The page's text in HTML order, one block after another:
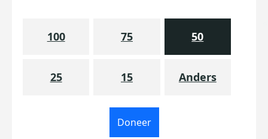
100 75 50
25 15 Anders
Doneer